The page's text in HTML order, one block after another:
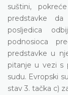
suštini,
predstavke
posljedica
podnosioca
predstavke u
pitanje u vezi s
sudu. Evropski
stav 3. tačka c)